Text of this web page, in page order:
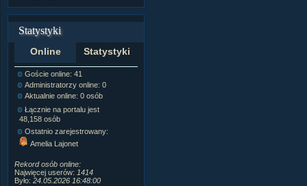
Statystyki
Online Statystyki
Goście online: 41
Administratorzy online: 0
Aktualnie online: 0 osób
Łącznie na portalu jest
48,158 osób
Ostatnio zarejestrowany:
Amelia Lajonet
Rekord osób online:
Najwięcej userów: 1414
Było: 24.05.2026 16:48:00